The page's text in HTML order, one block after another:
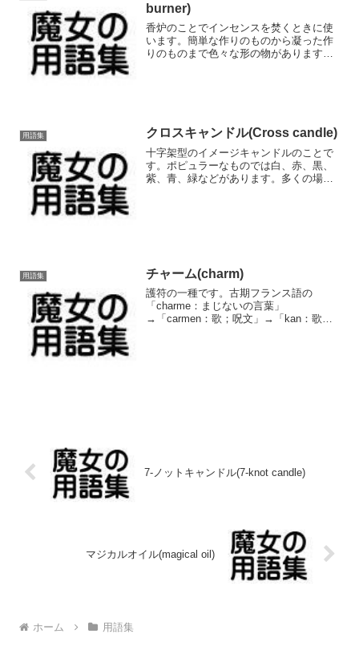
burner)
香炉のことでインセンスを焚くときに使
います。簡単な作りのものから凝った作
りのものまで色々な形の物があります。
用語集 クロスキャンドル(Cross candle)
十字架型のイメージキャンドルのことで
す。ポピュラーなものでは白、赤、黒、
紫、青、緑などがあります。多くの場
用語集 チャーム(charm)
護符の一種です。古期フランス語の
「charme：まじないの言葉」
→「carmen：歌；呪文」→「kan：歌
7-ノットキャンドル(7-knot candle)
マジカルオイル(magical oil)
ホーム 用語集